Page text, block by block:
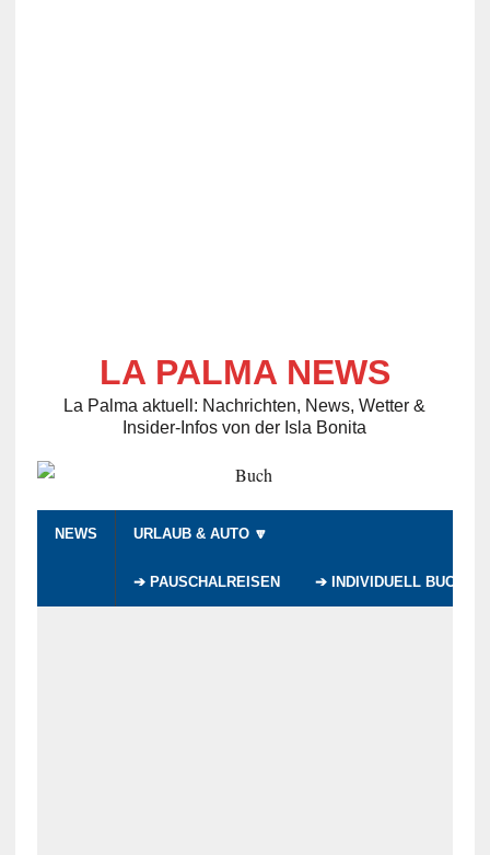
LA PALMA NEWS
La Palma aktuell: Nachrichten, News, Wetter &
Insider-Infos von der Isla Bonita
NEWS URLAUB & AUTO 🔽
➔ PAUSCHALREISEN ➔ INDIVIDUELL BUCHEN